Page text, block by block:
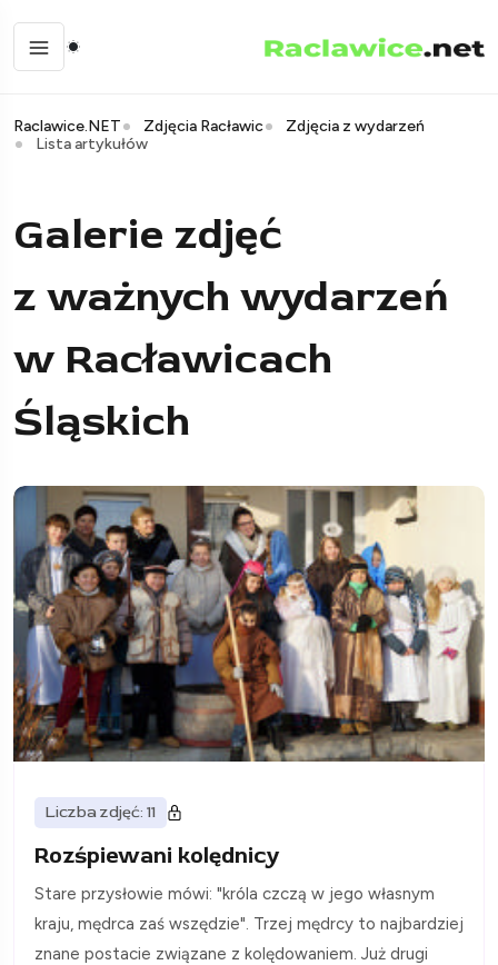
Raclawice.NET Zdjęcia Racławic
Zdjęcia z wydarzeń
Lista artykułów
Galerie zdjęć
z ważnych wydarzeń
w Racławicach
Śląskich
Liczba zdjęć: 11
Rozśpiewani kolędnicy
Stare przysłowie mówi: "króla czczą w jego własnym
kraju, mędrca zaś wszędzie". Trzej mędrcy to najbardziej
znane postacie związane z kolędowaniem. Już drugi